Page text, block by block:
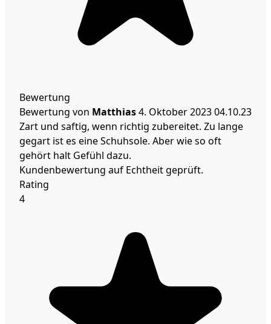
Bewertung
Bewertung von Matthias4. Oktober 202304.10.23
Zart und saftig, wenn richtig zubereitet. Zu lange
gegart ist es eine Schuhsole. Aber wie so oft
gehört halt Gefühl dazu.
Kundenbewertung auf Echtheit geprüft.
Rating
4